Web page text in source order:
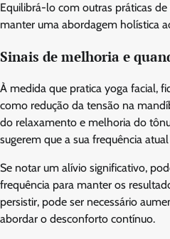
Equilibrá-lo com outras práticas
manter uma abordagem holística
Sinais de melhoria e
À medida que pratica yoga facial,
como redução da tensão na
do relaxamento e melhoria do
sugerem que a sua frequência
Se notar um alívio significativo,
frequência para manter os
persistir, pode ser necessário
abordar o desconforto contínuo.